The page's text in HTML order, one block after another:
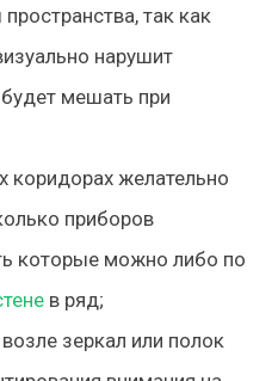
так как
нарушит
мешать при
коридорах желательно
приборов
которые можно либо по
в ряд;
зеркал или полок